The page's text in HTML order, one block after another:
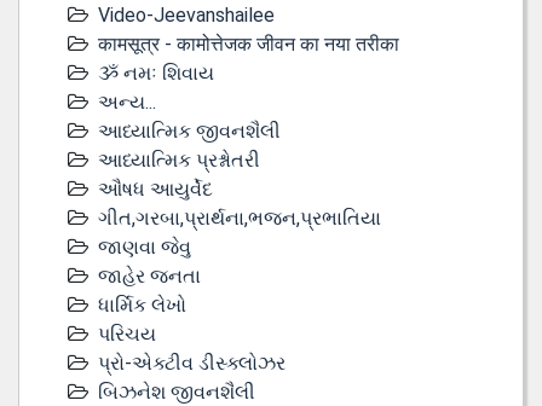
Video-Jeevanshailee
कामसूत्र - कामोत्तेजक जीवन का नया तरीका
ૐ નમઃ શિવાય
અન્ય...
આધ્યાત્મિક જીવનશૈલી
આધ્યાત્મિક પ્રશ્નોતરી
ઔષધ આયુર્વેદ
ગીત,ગરબા,પ્રાર્થના,ભજન,પ્રભાતિયા
જાણવા જેવુ
જાહેર જનતા
ધાર્મિક લેખો
પરિચય
પ્રો-એક્ટીવ ડીસ્‍ક્લોઝર
બિઝનેશ જીવનશૈલી